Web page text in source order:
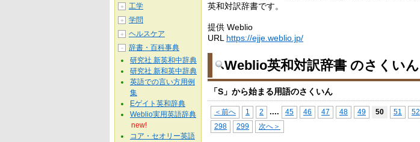
英和対訳辞書です。
提供 Weblio
URL https://ejje.weblio.jp/
Weblio英和対訳辞書 のさくいん
「S」から始まる用語のさくいん
＜前へ 1 2 .... 45 46 47 48 49 50 51 52
298 299 次へ＞
＋ 工学
＋ 学問
＋ ヘルスケア
－
辞書・百科事典
研究社 新英和中辞典
研究社 新和英中辞典
英語での言い方用例
集
Eゲイト英和辞典
Weblio実用英語辞典
new!
コア・セオリー英語